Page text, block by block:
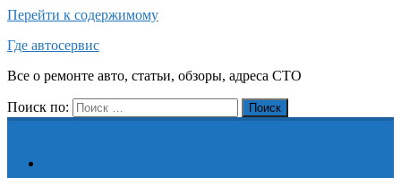
Перейти к содержимому
Где автосервис
Все о ремонте авто, статьи, обзоры, адреса СТО
Поиск по: Поиск